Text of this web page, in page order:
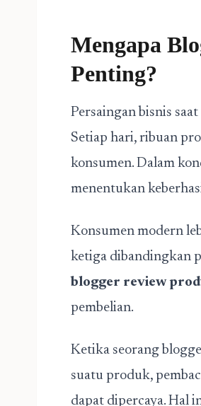
Mengapa
Penting?
Persaingan bisnis
Setiap hari, ribuan
konsumen. Dalam
menentukan
Konsumen modern
ketiga dibandingkan
blogger review
pembelian.
Ketika seorang
suatu produk,
dapat dipercaya. Hal